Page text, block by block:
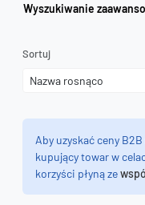
Wyszukiwanie
Sortuj
Aby uzyskać ceny B2B
kupujący towar w
korzyści płyną ze